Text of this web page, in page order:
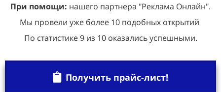
При помощи: нашего партнера "Реклама Онлайн".
Мы провели уже более 10 подобных открытий
По статистике 9 из 10 оказались успешными.
Получить прайс-лист!